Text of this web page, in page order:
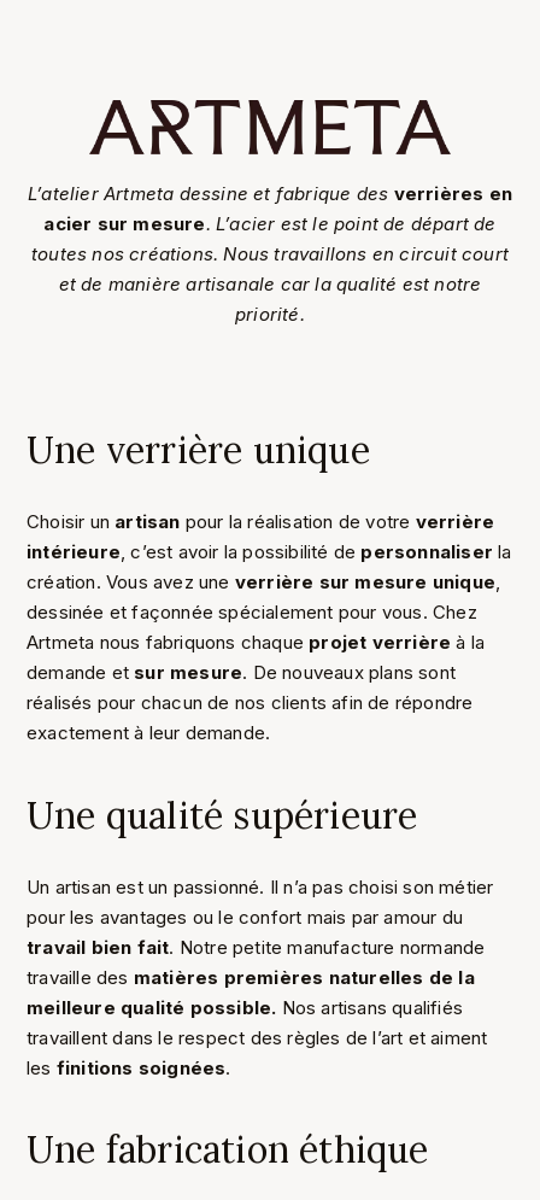
L’atelier Artmeta dessine et fabrique des verrières en
acier sur mesure. L’acier est le point de départ de
toutes nos créations. Nous travaillons en circuit court
et de manière artisanale car la qualité est notre
priorité.
Une verrière unique
Choisir un artisan pour la réalisation de votre verrière
intérieure, c’est avoir la possibilité de personnaliser la
création. Vous avez une verrière sur mesure unique,
dessinée et façonnée spécialement pour vous. Chez
Artmeta nous fabriquons chaque projet verrière à la
demande et sur mesure. De nouveaux plans sont
réalisés pour chacun de nos clients afin de répondre
exactement à leur demande.
Une qualité supérieure
Un artisan est un passionné. Il n’a pas choisi son métier
pour les avantages ou le confort mais par amour du
travail bien fait. Notre petite manufacture normande
travaille des matières premières naturelles de la
meilleure qualité possible. Nos artisans qualifiés
travaillent dans le respect des règles de l’art et aiment
les finitions soignées.
Une fabrication éthique